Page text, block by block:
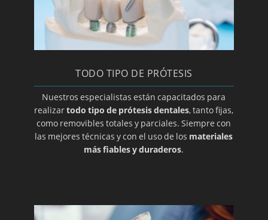
TODO TIPO DE PRÓTESIS
Nuestros especialistas están capacitados para
realizartodo tipo de prótesis dentales, tanto fijas,
como removibles totales y parciales. Siempre con
las mejores técnicas y con el uso de los materiales
más fiables y duraderos.